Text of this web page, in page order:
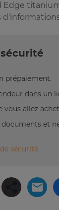
Edge
prépaiement.
dans un
vous allez
et
sécurité